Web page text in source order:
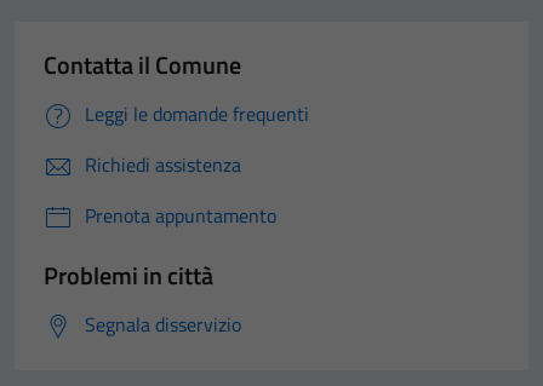
Contatta il Comune
Leggi le domande frequenti
Richiedi assistenza
Prenota appuntamento
Problemi in città
Segnala disservizio